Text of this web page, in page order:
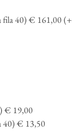
fila 40) € 161,00 (+
€ 19,00
40) € 13,50